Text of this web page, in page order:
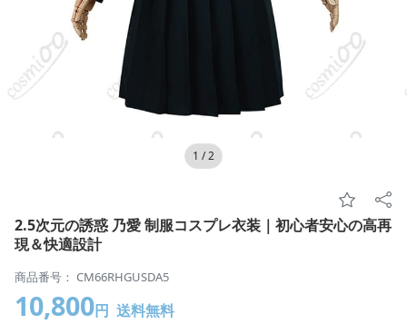
1 /2
2.5次元の誘惑 乃愛 制服コスプレ衣装｜初心者安心の高再
現＆快適設計
商品番号： CM66RHGUSDA5
10,800円 送料無料